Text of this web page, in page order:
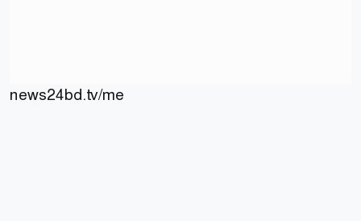
news24bd.tv/me